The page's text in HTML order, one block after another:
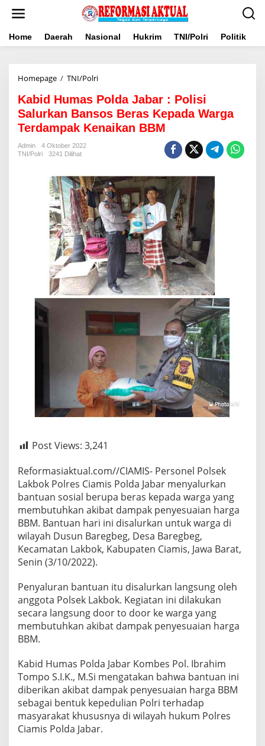
Home Daerah Nasional Hukrim TNI/Polri Politik
Homepage / TNI/PolriKabid
Polda
Jabar
:
Polisi
Kepada
Warga
Terdampak
Kenaikan
BBM
Kabid Humas Polda Jabar : Polisi
Salurkan Bansos Beras Kepada Warga
Terdampak Kenaikan BBM
Admin
4 Oktober 2022
TNI/Polri
3241 Dilihat
Post Views: 3,241
Reformasiaktual.com//CIAMIS- Personel Polsek
Lakbok Polres Ciamis Polda Jabar menyalurkan
bantuan sosial berupa beras kepada warga yang
membutuhkan akibat dampak penyesuaian harga
BBM. Bantuan hari ini disalurkan untuk warga di
wilayah Dusun Baregbeg, Desa Baregbeg,
Kecamatan Lakbok, Kabupaten Ciamis, Jawa Barat,
Senin (3/10/2022).
Penyaluran bantuan itu disalurkan langsung oleh
anggota Polsek Lakbok. Kegiatan ini dilakukan
secara langsung door to door ke warga yang
membutuhkan akibat dampak penyesuaian harga
BBM.
Kabid Humas Polda Jabar Kombes Pol. Ibrahim
Tompo S.I.K., M.Si mengatakan bahwa bantuan ini
diberikan akibat dampak penyesuaian harga BBM
sebagai bentuk kepedulian Polri terhadap
masyarakat khususnya di wilayah hukum Polres
Ciamis Polda Jabar.